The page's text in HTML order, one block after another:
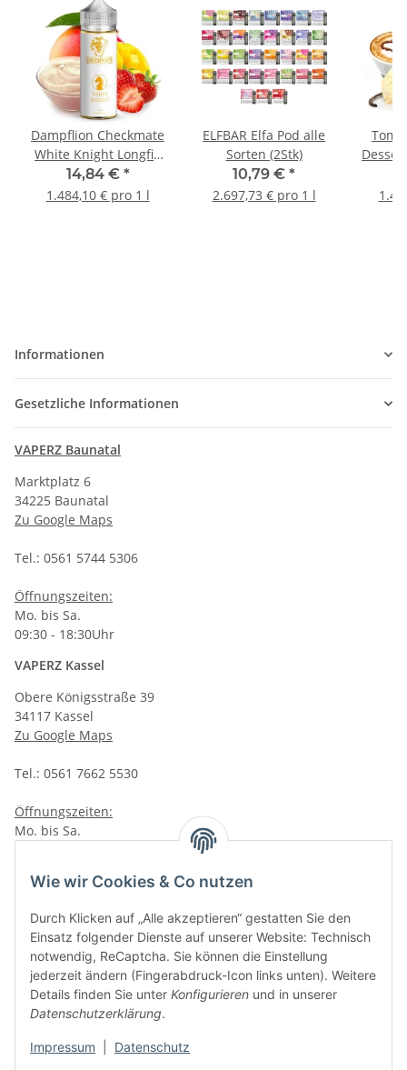
Wie wir Cookies & Co nutzen
Durch Klicken auf „Alle akzeptieren“ gestatten Sie den
Einsatz folgender Dienste auf unserer Website: Technisch
notwendig, ReCaptcha. Sie können die Einstellung
jederzeit ändern (Fingerabdruck-Icon links unten). Weitere
Details finden Sie unter Konfigurieren und in unserer
Datenschutzerklärung.
Impressum Datenschutz
Dampflion Checkmate
White Knight Longfill
Aroma
14,84 € *
1.484,10 € pro 1 l
ELFBAR Elfa Pod alle
Sorten (2Stk)
10,79 € *
2.697,73 € pro 1 l
Tom
Informationen
Gesetzliche Informationen
VAPERZ Baunatal
Marktplatz 6
34225 Baunatal
Zu Google Maps
Tel.: 0561 5744 5306
Öffnungszeiten:
Mo. bis Sa.
09:30 - 18:30Uhr
VAPERZ Kassel
Obere Königsstraße 39
34117 Kassel
Zu Google Maps
Tel.: 0561 7662 5530
Öffnungszeiten:
Mo. bis Sa.
VAPERZ Vellmar
Lange Wender 7
34246 Vellmar
Zu Google Maps
Tel.: 0561 9885 9996
Mo. bis Sa.